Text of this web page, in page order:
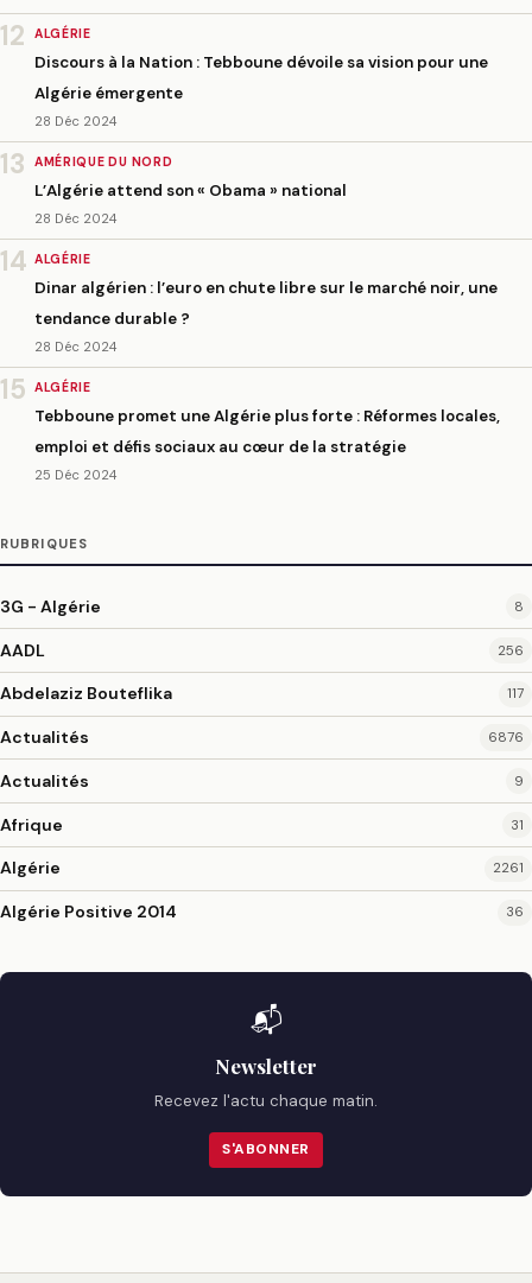
12 ALGÉRIE
Discours à la Nation : Tebboune dévoile sa vision pour une
Algérie émergente
28 Déc 2024
13 AMÉRIQUE DU NORD
L’Algérie attend son « Obama » national
28 Déc 2024
14 ALGÉRIE
Dinar algérien : l’euro en chute libre sur le marché noir, une
tendance durable ?
28 Déc 2024
15 ALGÉRIE
Tebboune promet une Algérie plus forte : Réformes locales,
emploi et défis sociaux au cœur de la stratégie
25 Déc 2024
RUBRIQUES
3G - Algérie 8
AADL 256
Abdelaziz Bouteflika 117
Actualités 6876
Actualités 9
Afrique 31
Algérie 2261
Algérie Positive 2014 36
📬
Newsletter
Recevez l'actu chaque matin.
S'ABONNER